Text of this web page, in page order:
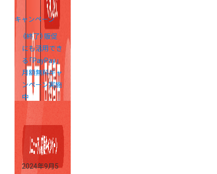
キャンペーン
《終了》販促
にも活用でき
る「PayPay」
月額無料キャ
ンペーン実施
中
2024年9月5